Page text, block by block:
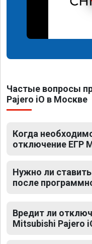
Частые вопросы
Pajero iO в Москве
Когда
отключение ЕГР
Нужно ли ставить
после
Вредит ли
Mitsubishi Pajero